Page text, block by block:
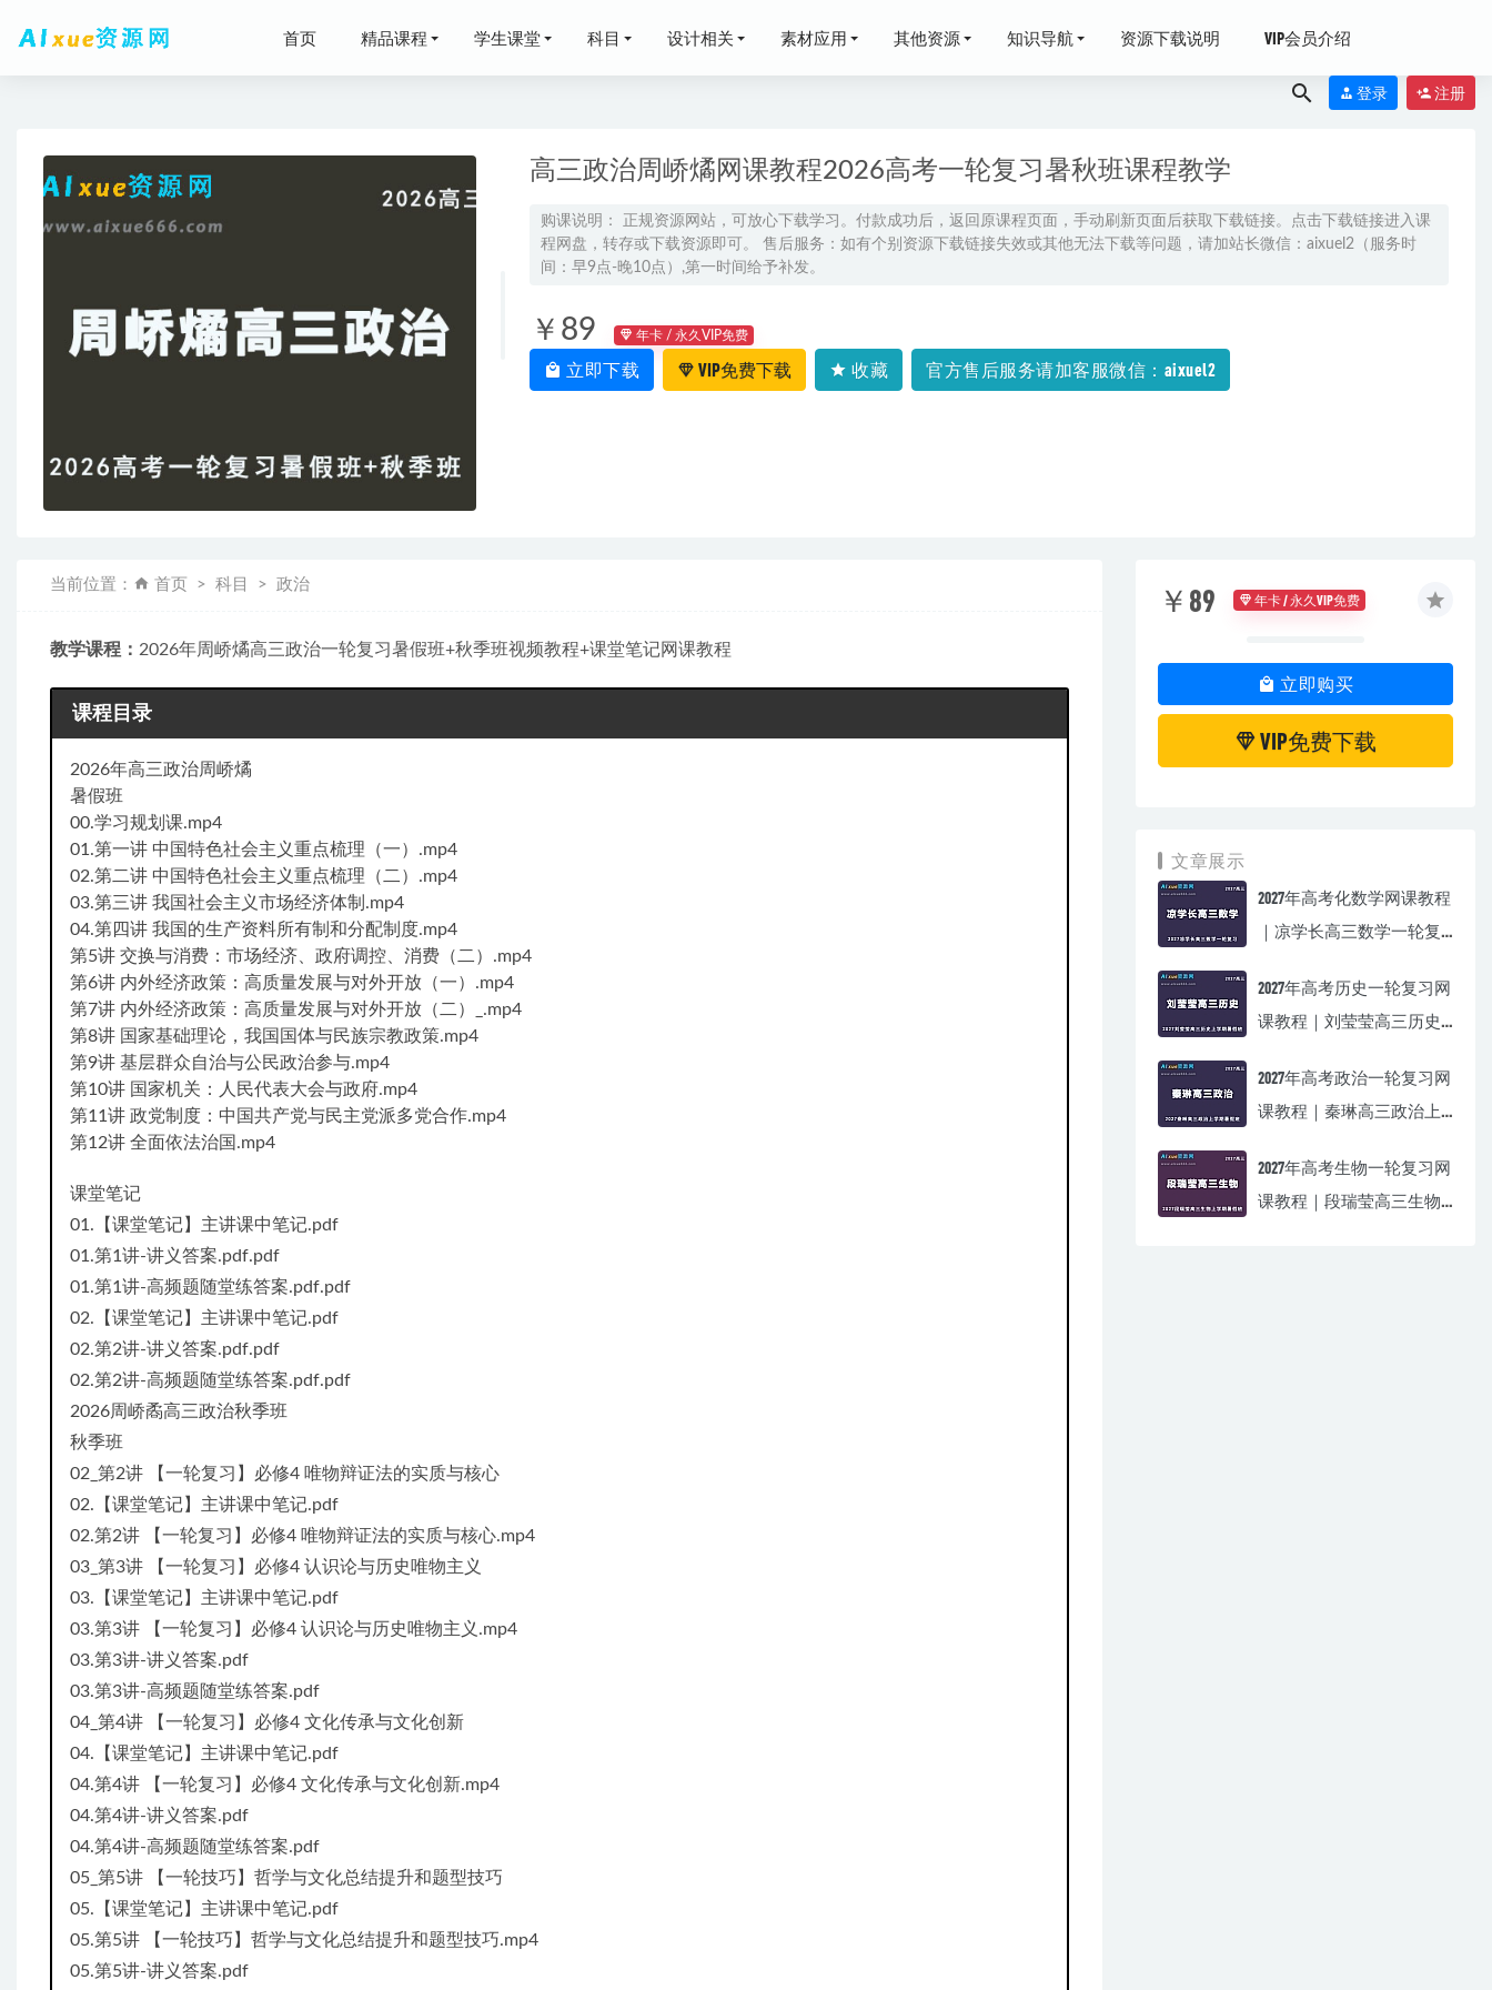
首页 精品课程 学生课堂 科目 设计相关 素材应用 其他资源 知识导航 资源下载说明 VIP会员介绍
登录 注册
高三政治周峤燏网课教程2026高考一轮复习暑秋班课程教学
购课说明： 正规资源网站，可放心下载学习。付款成功后，返回原课程页面，手动刷新页面后获取下载链接。点击下载链接进入课
程网盘，转存或下载资源即可。 售后服务：如有个别资源下载链接失效或其他无法下载等问题，请加站长微信：aixuel2（服务时
间：早9点-晚10点）,第一时间给予补发。
￥89 年卡 / 永久VIP免费
立即下载 VIP免费下载 收藏 官方售后服务请加客服微信：aixuel2
当前位置： 首页 科目 政治
教学课程： 2026年周峤燏高三政治一轮复习暑假班+秋季班视频教程+课堂笔记网课教程
课程目录
2026年高三政治周峤燏
暑假班
00.学习规划课.mp4
01.第一讲 中国特色社会主义重点梳理（一）.mp4
02.第二讲 中国特色社会主义重点梳理（二）.mp4
03.第三讲 我国社会主义市场经济体制.mp4
04.第四讲 我国的生产资料所有制和分配制度.mp4
第5讲 交换与消费：市场经济、政府调控、消费（二）.mp4
第6讲 内外经济政策：高质量发展与对外开放（一）.mp4
第7讲 内外经济政策：高质量发展与对外开放（二）_.mp4
第8讲 国家基础理论，我国国体与民族宗教政策.mp4
第9讲 基层群众自治与公民政治参与.mp4
第10讲 国家机关：人民代表大会与政府.mp4
第11讲 政党制度：中国共产党与民主党派多党合作.mp4
第12讲 全面依法治国.mp4
课堂笔记
01.【课堂笔记】主讲课中笔记.pdf
01.第1讲-讲义答案.pdf.pdf
01.第1讲-高频题随堂练答案.pdf.pdf
02.【课堂笔记】主讲课中笔记.pdf
02.第2讲-讲义答案.pdf.pdf
02.第2讲-高频题随堂练答案.pdf.pdf
2026周峤矞高三政治秋季班
秋季班
02_第2讲 【一轮复习】必修4 唯物辩证法的实质与核心
02.【课堂笔记】主讲课中笔记.pdf
02.第2讲 【一轮复习】必修4 唯物辩证法的实质与核心.mp4
03_第3讲 【一轮复习】必修4 认识论与历史唯物主义
03.【课堂笔记】主讲课中笔记.pdf
03.第3讲 【一轮复习】必修4 认识论与历史唯物主义.mp4
03.第3讲-讲义答案.pdf
03.第3讲-高频题随堂练答案.pdf
04_第4讲 【一轮复习】必修4 文化传承与文化创新
04.【课堂笔记】主讲课中笔记.pdf
04.第4讲 【一轮复习】必修4 文化传承与文化创新.mp4
04.第4讲-讲义答案.pdf
04.第4讲-高频题随堂练答案.pdf
05_第5讲 【一轮技巧】哲学与文化总结提升和题型技巧
05.【课堂笔记】主讲课中笔记.pdf
05.第5讲 【一轮技巧】哲学与文化总结提升和题型技巧.mp4
05.第5讲-讲义答案.pdf
￥89 年卡 / 永久VIP免费
立即购买
VIP免费下载
文章展示
2027年高考化数学网课教程
｜凉学长高三数学一轮复
2027年高考历史一轮复习网
课教程｜刘莹莹高三历史
2027年高考政治一轮复习网
课教程｜秦琳高三政治上
2027年高考生物一轮复习网
课教程｜段瑞莹高三生物
2026年马昕高三语文视频教程二轮复习寒假班 2026-02-24
2025彭娟娟高三物理s一轮复习暑假班+秋季班
赵礼显2024高一数学视频教程+讲义（暑假班+秋季班） 2024-01-13
高中化学教程2022林森高二化学冲顶班全年班视频教程+课堂笔记+讲义（寒/春/暑/秋）